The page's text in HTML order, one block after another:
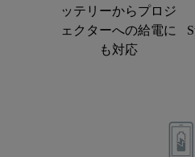
ッテリーからプロジ
ェクターへの給電に
も対応